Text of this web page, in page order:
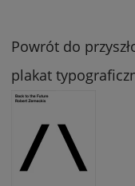
Powrót do
plakat